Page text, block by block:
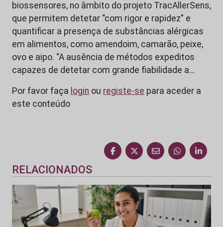
biossensores, no âmbito do projeto TracAllerSens,
que permitem detetar “com rigor e rapidez” e
quantificar a presença de substâncias alérgicas
em alimentos, como amendoim, camarão, peixe,
ovo e aipo. “A ausência de métodos expeditos
capazes de detetar com grande fiabilidade a…
Por favor faça login ou registe-se para aceder a
este conteúdo
RELACIONADOS